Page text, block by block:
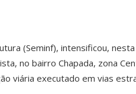
(Seminf), intensificou,
no bairro Chapada, zona
viária executado em vias